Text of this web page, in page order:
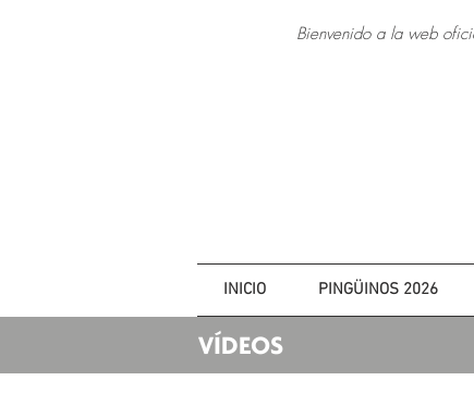
Bienvenido a la web
INICIO PINGÜINOS 2026
VÍDEOS